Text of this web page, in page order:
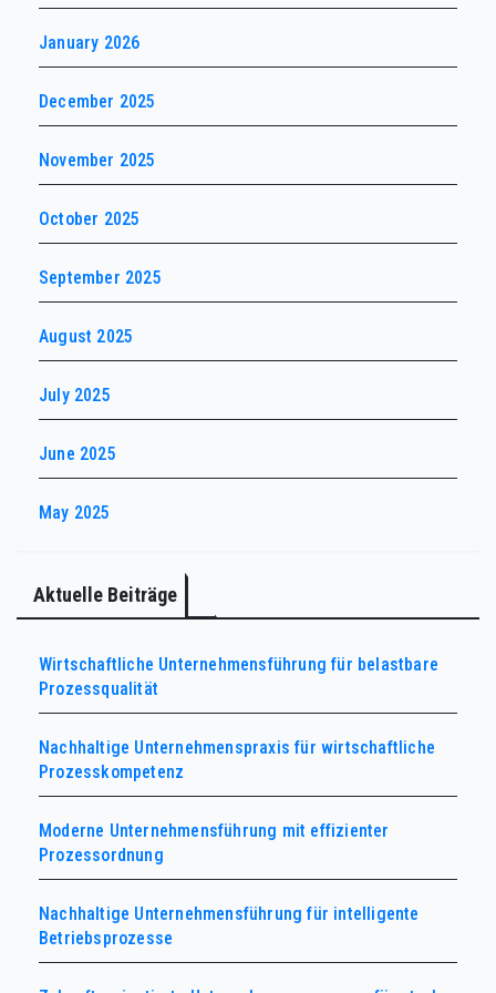
January 2026
December 2025
November 2025
October 2025
September 2025
August 2025
July 2025
June 2025
May 2025
Aktuelle Beiträge
Wirtschaftliche Unternehmensführung für belastbare
Prozessqualität
Nachhaltige Unternehmenspraxis für wirtschaftliche
Prozesskompetenz
Moderne Unternehmensführung mit effizienter
Prozessordnung
Nachhaltige Unternehmensführung für intelligente
Betriebsprozesse